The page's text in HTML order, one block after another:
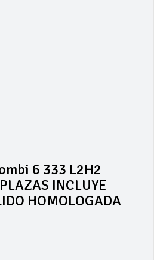
6 333 L2H2
INCLUYE
HOMOLOGADA